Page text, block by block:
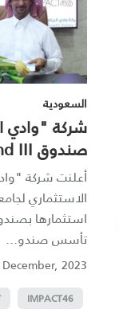
السعودية
شركة
صندوق IMPACT46 Fund III
أعلنت شركة
الاستثماري
تأسس صندو...
2023
IMPACT46